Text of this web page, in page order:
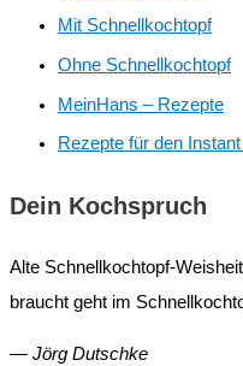
Mit Schnellkochtopf
Ohne Schnellkochtopf
MeinHans – Rezepte
Rezepte für den
Dein Kochspruch
Alte Schnellkochtopf-
braucht geht im
— Jörg Dutschke